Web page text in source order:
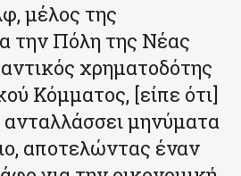
μέλος της
την Πόλη της Νέας
χρηματοδότης
Κόμματος, [είπε ότι]
ανταλλάσσει μηνύματα
αποτελώντας έναν